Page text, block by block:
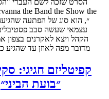
עצמאי שעשה סבב
הקהל ויצא לאקרנים בצפון
מדובר מפה לאוזן עד
קפיטליזם חגיגי:
״בועת